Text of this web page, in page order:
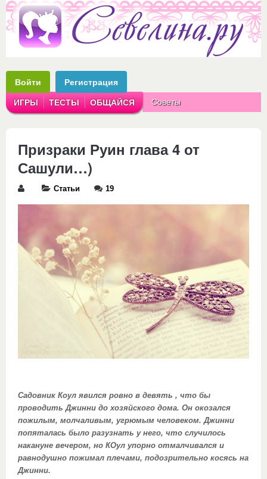
Войти Регистрация
ИГРЫ ТЕСТЫ ОБЩАЙСЯ Советы
Призраки Руин глава 4 от
Сашули…)
Статьи 19
Садовник Коул явился ровно в девять , что бы
проводить Джинни до хозяйского дома. Он окозался
пожилым, молчаливым, угрюмым человеком. Джинни
попяталась было разузнать у него, что случилось
накануне вечером, но КОул упорно отмалчивался и
равнодушно пожимал плечами, подозрительно косясь на
Джинни.